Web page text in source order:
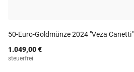
50-Euro-Goldmünze 2024 "Veza Canetti"
1.049,00 €
steuerfrei